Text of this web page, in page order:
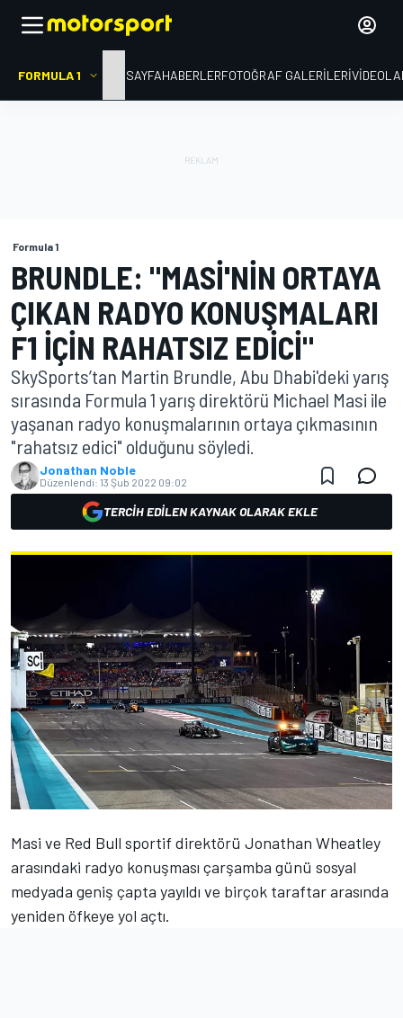
FORMULA 1 ANA SAYFAHABERLERFOTOĞRAF GALERILERI
Formula 1
BRUNDLE: "MASI'NIN ORTAYA
ÇIKAN RADYO KONUŞMALARI
F1 IÇIN RAHATSIZ EDICI"
SkySports’tan Martin Brundle, Abu Dhabi'deki yarış
sırasında Formula 1 yarış direktörü Michael Masi ile
yaşanan radyo konuşmalarının ortaya çıkmasının
"rahatsız edici" olduğunu söyledi.
Jonathan Noble
Düzenlendi: 13 Şub 2022 09:02
TERCIH EDILEN KAYNAK OLARAK EKLE
Masi ve Red Bull sportif direktörü Jonathan Wheatley
arasındaki radyo konuşması çarşamba günü sosyal
medyada geniş çapta yayıldı ve birçok taraftar arasında
yeniden öfkeye yol açtı.